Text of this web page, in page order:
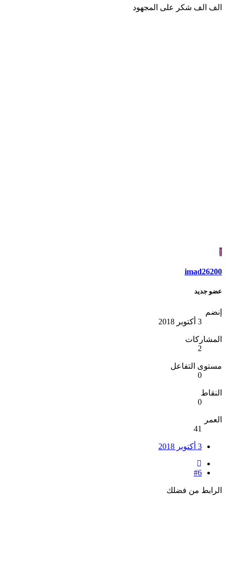
الف الف شكر على المجهود
I
imad26200
عضو جديد
إنضم
3 أكتوبر 2018
المشاركات
2
مستوى التفاعل
0
النقاط
0
العمر
41
3 أكتوبر 2018
#6
الرابط من فضلك